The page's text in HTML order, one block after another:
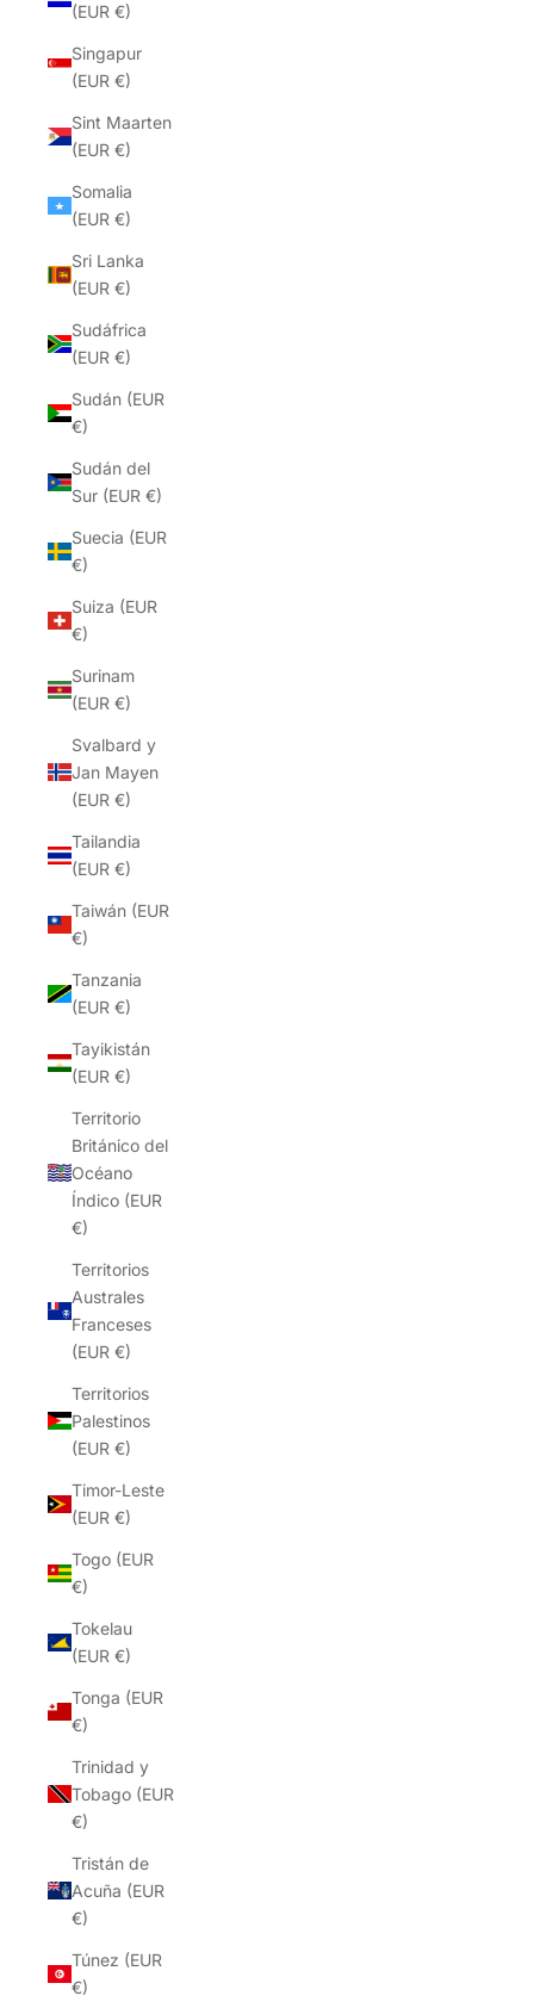
(EUR €)
Singapur
(EUR €)
Sint Maarten
(EUR €)
Somalia
(EUR €)
Sri Lanka
(EUR €)
Sudáfrica
(EUR €)
Sudán (EUR
€)
Sudán del
Sur (EUR €)
Suecia (EUR
€)
Suiza (EUR
€)
Surinam
(EUR €)
Svalbard y
Jan Mayen
(EUR €)
Tailandia
(EUR €)
Taiwán (EUR
€)
Tanzania
(EUR €)
Tayikistán
(EUR €)
Territorio
Británico del
Océano
Índico (EUR
€)
Territorios
Australes
Franceses
(EUR €)
Territorios
Palestinos
(EUR €)
Timor-Leste
(EUR €)
Togo (EUR
€)
Tokelau
(EUR €)
Tonga (EUR
€)
Trinidad y
Tobago (EUR
€)
Tristán de
Acuña (EUR
€)
Túnez (EUR
€)